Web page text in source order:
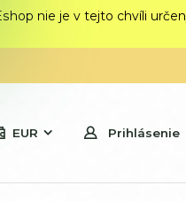
nie je v tejto chvíli
EUR Prihlásenie